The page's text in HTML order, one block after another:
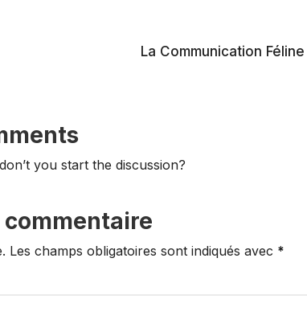
La Communication
you start the discussion?
commentaire
Les champs obligatoires sont indiqués avec *